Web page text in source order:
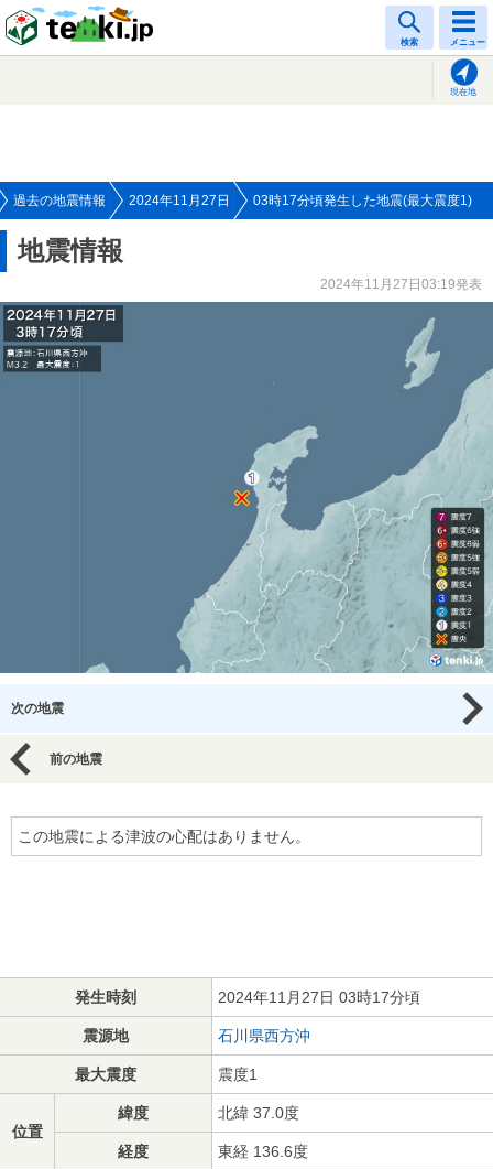
検索 メニュー
現在地
過去の地震情報 2024年11月27日 03時17分頃発生した地震(最大震度1)
地震情報
2024年11月27日03:19発表
次の地震
前の地震
この地震による津波の心配はありません。
発生時刻 2024年11月27日 03時17分頃
震源地 石川県西方沖
最大震度 震度1
位置
緯度 北緯 37.0度
経度 東経 136.6度